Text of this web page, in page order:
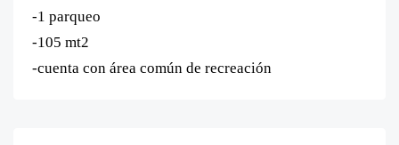
-1 parqueo
-105 mt2
-cuenta con área común de recreación